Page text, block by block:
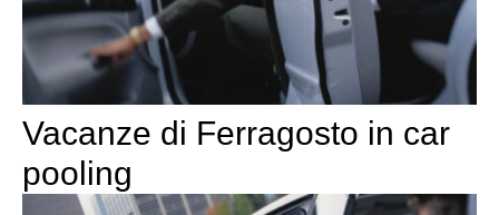
Vacanze di Ferragosto in car
pooling